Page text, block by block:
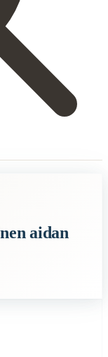
jossa kaksi ihmistä
aidan